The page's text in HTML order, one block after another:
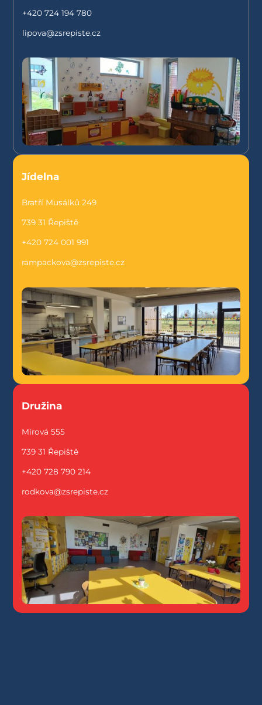
+420 724 194 780
lipova@zsrepiste.cz
Jídelna
Bratří Musálků 249
739 31 Řepiště
+420 724 001 991
rampackova@zsrepiste.cz
Družina
Mírová 555
739 31 Řepiště
+420 728 790 214
rodkova@zsrepiste.cz